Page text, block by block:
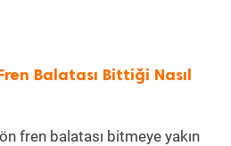
Balatası Bittiği Nasıl
fren balatası bitmeye yakın